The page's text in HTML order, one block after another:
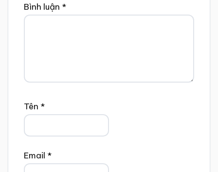
Bình luận *
Tên *
Email *